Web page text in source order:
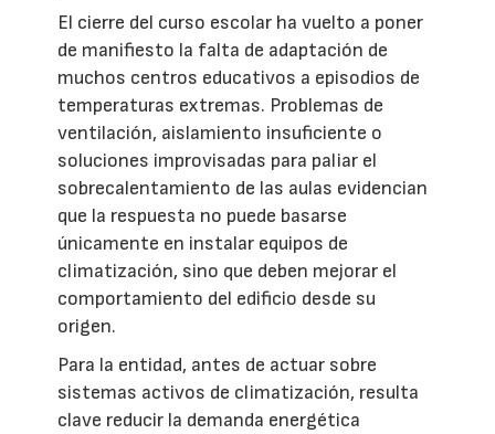
El cierre del curso escolar ha vuelto a poner
de manifiesto la falta de adaptación de
muchos centros educativos a episodios de
temperaturas extremas. Problemas de
ventilación, aislamiento insuficiente o
soluciones improvisadas para paliar el
sobrecalentamiento de las aulas evidencian
que la respuesta no puede basarse
únicamente en instalar equipos de
climatización, sino que deben mejorar el
comportamiento del edificio desde su
origen.
Para la entidad, antes de actuar sobre
sistemas activos de climatización, resulta
clave reducir la demanda energética